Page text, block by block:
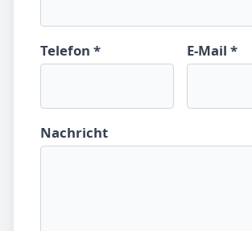
Telefon * E-Mail *
Nachricht